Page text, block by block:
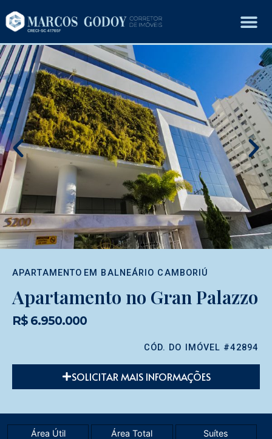
APARTAMENTO EM BALNEÁRIO CAMBORIÚ
Apartamento no Gran Palazzo
R$ 6.950.000
CÓD. DO IMÓVEL #42894
SOLICITAR MAIS INFORMAÇÕES
Área Útil
Área Total
Suítes